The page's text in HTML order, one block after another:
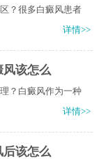
？很多白癜风患者
详情>>
风该怎么
？白癜风作为一种
详情>>
后该怎么